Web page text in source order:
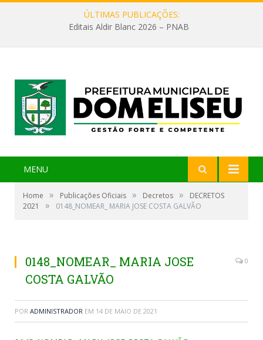
ÚLTIMAS PUBLICAÇÕES:
Editais Aldir Blanc 2026 – PNAB
MENU
Home » Publicações Oficiais » Decretos »
DECRETOS
2021
» 0148_NOMEAR_ MARIA JOSE COSTA GALVÃO
0148_NOMEAR_ MARIA JOSE
COSTA GALVÃO
0
POR ADMINISTRADOR EM 14 DE MAIO DE 2021